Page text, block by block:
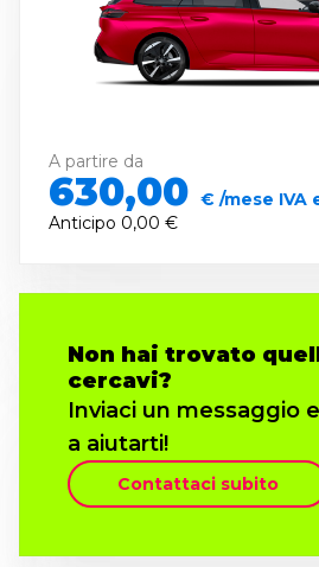
A partire da
630,00 € /mese IVA
Anticipo 0,00 €
Non hai trovato
cercavi?
Inviaci un messaggio
a aiutarti!
Contattaci subito